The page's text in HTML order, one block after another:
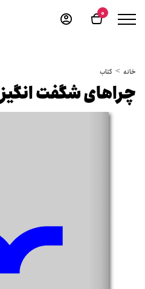
0
خانه کتاب
چراهای شگفت انگیز